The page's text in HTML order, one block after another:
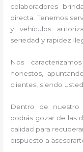
colaboradores
directa.Tenemos
y vehículos
seriedad y rapidez
Nos
honestos,
clientes, siendo
Dentro de nuestro
podrás gozar de las
calidad para
dispuesto a